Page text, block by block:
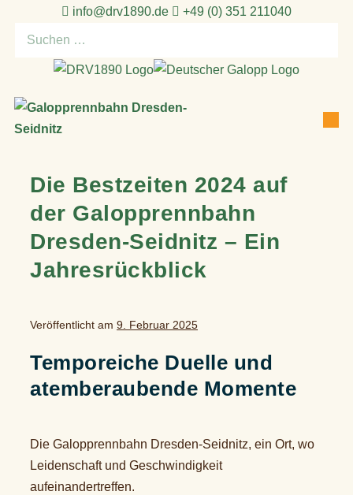
info@drv1890.de​
+49 (0) 351 211040
Suchen
Suche-
Die Bestzeiten 2024 auf
der Galopprennbahn
Dresden-Seidnitz – Ein
Jahresrückblick
Veröffentlicht am 9. Februar 2025
Temporeiche Duelle und
atemberaubende Momente
Die Galopprennbahn Dresden-Seidnitz, ein Ort, wo
Leidenschaft und Geschwindigkeit
aufeinandertreffen.